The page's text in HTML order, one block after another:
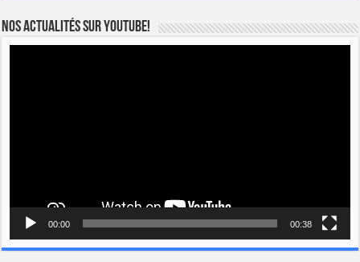
Nos actualités sur YOUTUBE!
00:00 00:38